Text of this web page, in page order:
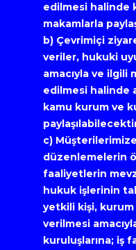
edilmesi halinde
makamlarla
b) Çevrimiçi
veriler, hukuki
amacıyla ve
edilmesi halinde
kamu kurum ve
c)
düzenlemelerin
faaliyetlerin
hukuk işlerinin
yetkili kişi,
verilmesi
kuruluşlarına; iş